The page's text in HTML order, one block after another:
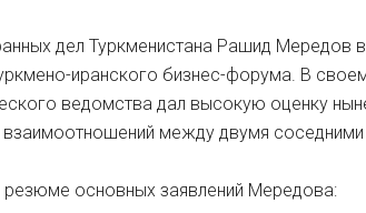
дел Туркменистана Рашид Мередов
иранского бизнес-форума. В
ведомства дал высокую оценку
взаимоотношений между двумя соседними
основных заявлений Мередова: